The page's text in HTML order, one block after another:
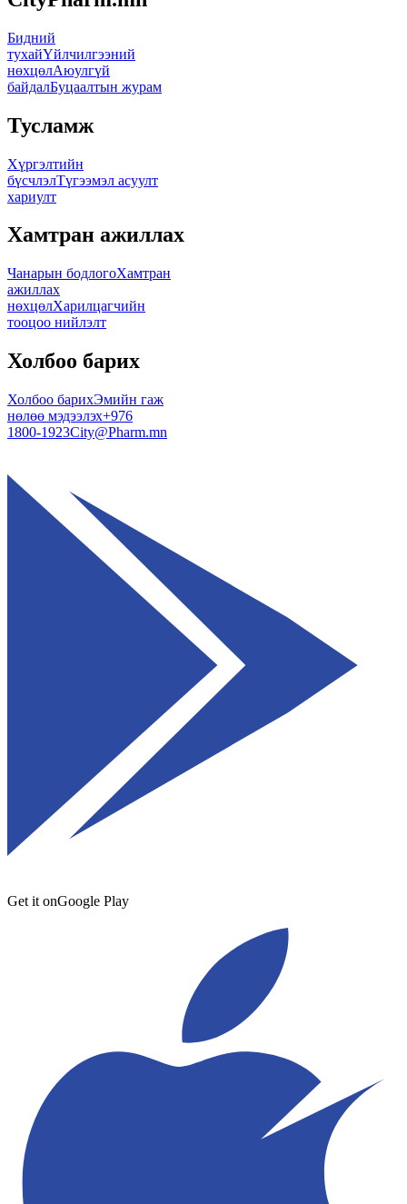
Бидний
тухайҮйлчилгээний
нөхцөлАюулгүй
байдалБуцаалтын журам
Тусламж
Хүргэлтийн
бүсчлэлТүгээмэл асуулт
хариулт
Хамтран ажиллах
Чанарын бодлогоХамтран
ажиллах
нөхцөлХарилцагчийн
тооцоо нийлэлт
Холбоо барих
Холбоо барихЭмийн гаж
нөлөө мэдээлэх+976
1800-1923City@Pharm.mn
Get it onGoogle Play